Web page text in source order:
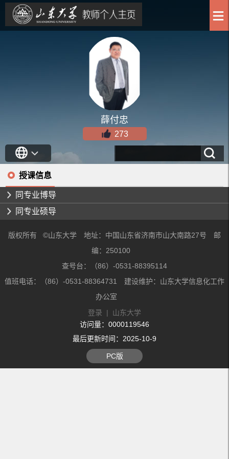
薛付忠
273
授课信息
同专业博导
同专业硕导
版权所有 ©山东大学 地址：中国山东省济南市山大南路27号 邮
编：250100
查号台：（86）-0531-88395114
值班电话：（86）-0531-88364731 建设维护：山东大学信息化工作
办公室
登录 | 山东大学
访问量： 0000119546
最后更新时间： 2025-10-9
PC版